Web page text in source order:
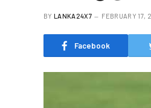
BY LANKA24X7 FEBRUARY 17,
Facebook